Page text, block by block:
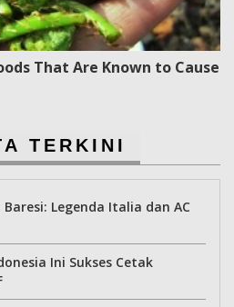
That Are Known to Cause
TERKINI
Legenda Italia dan AC
Ini Sukses Cetak